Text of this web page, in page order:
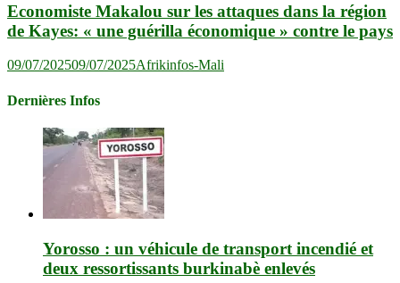
Economiste Makalou sur les attaques dans la région
de Kayes: « une guérilla économique » contre le pays
09/07/202509/07/2025Afrikinfos-Mali
Dernières Infos
Yorosso : un véhicule de transport incendié et
deux ressortissants burkinabè enlevés